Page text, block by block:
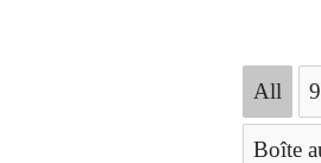
All
Boîte